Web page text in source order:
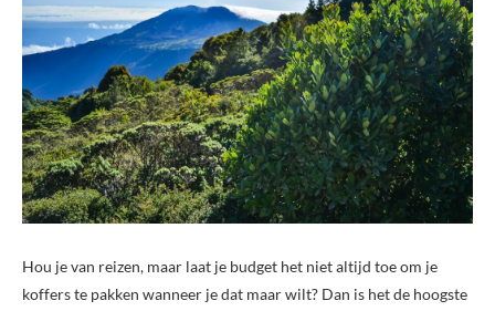
Hou je van reizen, maar laat je budget het niet altijd toe om je
koffers te pakken wanneer je dat maar wilt? Dan is het de hoogste